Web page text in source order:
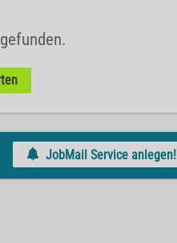
JobMail Service anlegen!